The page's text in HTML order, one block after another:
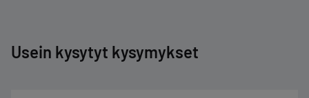
Usein kysytyt kysymykset